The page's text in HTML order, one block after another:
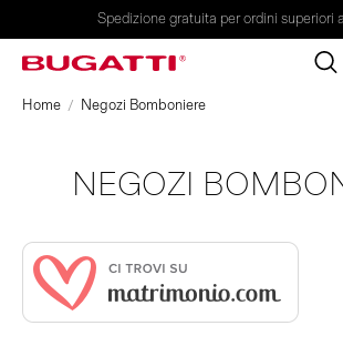
Spedizione gratuita per ordini superiori
Home Negozi Bomboniere
NEGOZI